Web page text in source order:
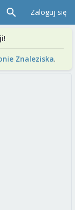
Zaloguj się
Znaleziska.